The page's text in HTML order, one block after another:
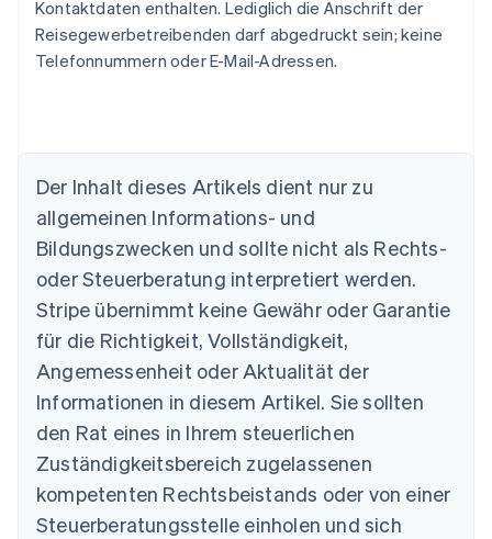
Kontaktdaten enthalten. Lediglich die Anschrift der
Reisegewerbetreibenden darf abgedruckt sein; keine
Telefonnummern oder E-Mail-Adressen.
Der Inhalt dieses Artikels dient nur zu
allgemeinen Informations- und
Bildungszwecken und sollte nicht als Rechts-
oder Steuerberatung interpretiert werden.
Stripe übernimmt keine Gewähr oder Garantie
für die Richtigkeit, Vollständigkeit,
Angemessenheit oder Aktualität der
Informationen in diesem Artikel. Sie sollten
den Rat eines in Ihrem steuerlichen
Zuständigkeitsbereich zugelassenen
kompetenten Rechtsbeistands oder von einer
Steuerberatungsstelle einholen und sich
Australien
English
Belgien
Brasilien
PortuguêsEnglish
Bulgarien
English
Dänemark
English
DeutschEnglish
Estland
English
Festlandchina
简体中文English